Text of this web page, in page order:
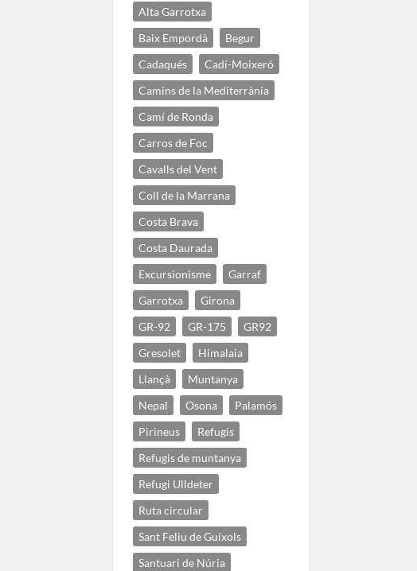
Alta Garrotxa
Baix Empordà
Begur
Cadaqués
Cadí-Moixeró
Camins de la Mediterrània
Camí de Ronda
Carros de Foc
Cavalls del Vent
Coll de la Marrana
Costa Brava
Costa Daurada
Excursionisme
Garraf
Garrotxa
Girona
GR-92
GR-175
GR92
Gresolet
Himalaia
Llançà
Muntanya
Nepal
Osona
Palamós
Pirineus
Refugis
Refugis de muntanya
Refugi Ulldeter
Ruta circular
Sant Feliu de Guíxols
Santuari de Núria